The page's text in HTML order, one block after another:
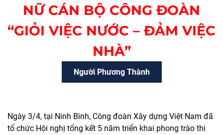
NỮ CÁN BỘ CÔNG ĐOÀN
“GIỎI VIỆC NƯỚC – ĐẢM VIỆC
NHÀ”
Người Phương Thành
Ngày 3/4, tại Ninh Bình, Công đoàn Xây dựng Việt Nam đã
tổ chức Hội nghị tổng kết 5 năm triển khai phong trào thi